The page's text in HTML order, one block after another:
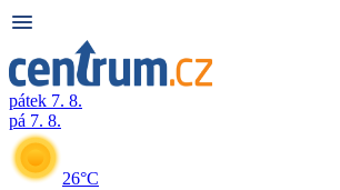
pátek 7. 8.
pá 7. 8.
26°C